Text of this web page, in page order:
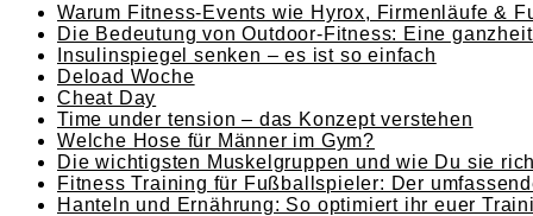
Warum Fitness-Events wie Hyrox, Firmenläufe &
Die Bedeutung von Outdoor-Fitness: Eine
Insulinspiegel senken – es ist so einfach
Deload Woche
Cheat Day
Time under tension – das Konzept verstehen
Welche Hose für Männer im Gym?
Die wichtigsten Muskelgruppen und wie Du sie
Fitness Training für Fußballspieler: Der
Hanteln und Ernährung: So optimiert ihr euer